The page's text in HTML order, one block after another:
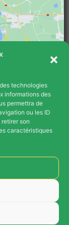
technologies
informations des
permettra de
ou les ID
son
caractéristiques
un
photos
un
je peux
et
en
(selon
de
-